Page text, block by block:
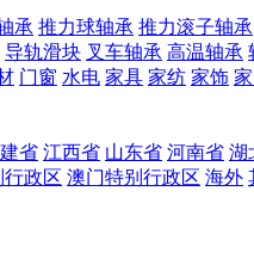
承 推力球轴承 推力滚子轴承
导轨滑块 叉车轴承 高温轴承
门窗 水电 家具 家纺 家饰
省 江西省 山东省 河南省 湖
政区 澳门特别行政区 海外